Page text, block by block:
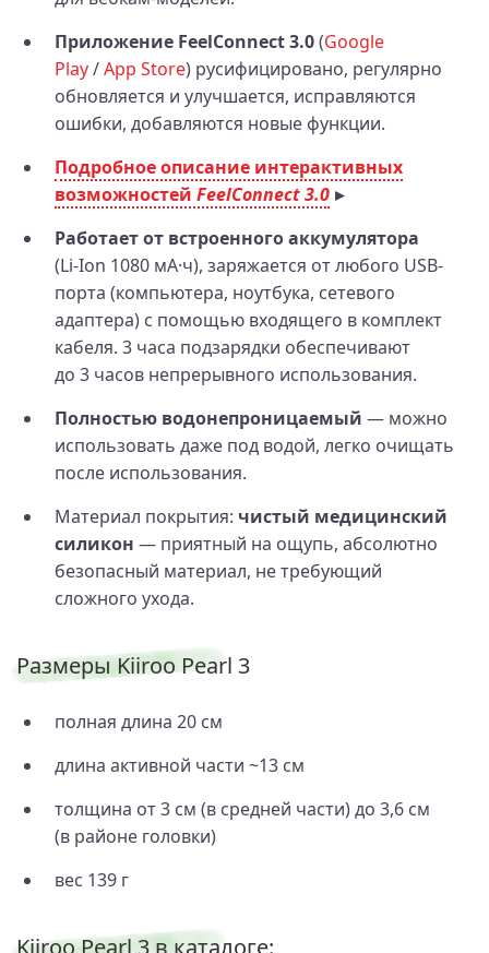
Приложение FeelConnect 3.0(Google
Play/App Store) русифицировано, регулярно
обновляется и улучшается, исправляются
ошибки, добавляются новые функции.
Подробное описание интерактивных
возможностей FeelConnect 3.0
Работает от встроенного аккумулятора
(Li‑Ion 1080 мА·ч), заряжается от любого USB-
порта (компьютера, ноутбука, сетевого
адаптера) с помощью входящего в комплект
кабеля. 3 часа подзарядки обеспечивают
до 3 часов непрерывного использования.
Полностью водонепроницаемый — можно
использовать даже под водой, легко очищать
после использования.
Материал покрытия: чистый медицинский
силикон — приятный на ощупь, абсолютно
безопасный материал, не требующий
сложного ухода.
Размеры Kiiroo Pearl 3
полная длина 20 см
длина активной части ~13 см
толщина от 3 см (в средней части) до 3,6 см
(в районе головки)
вес 139 г